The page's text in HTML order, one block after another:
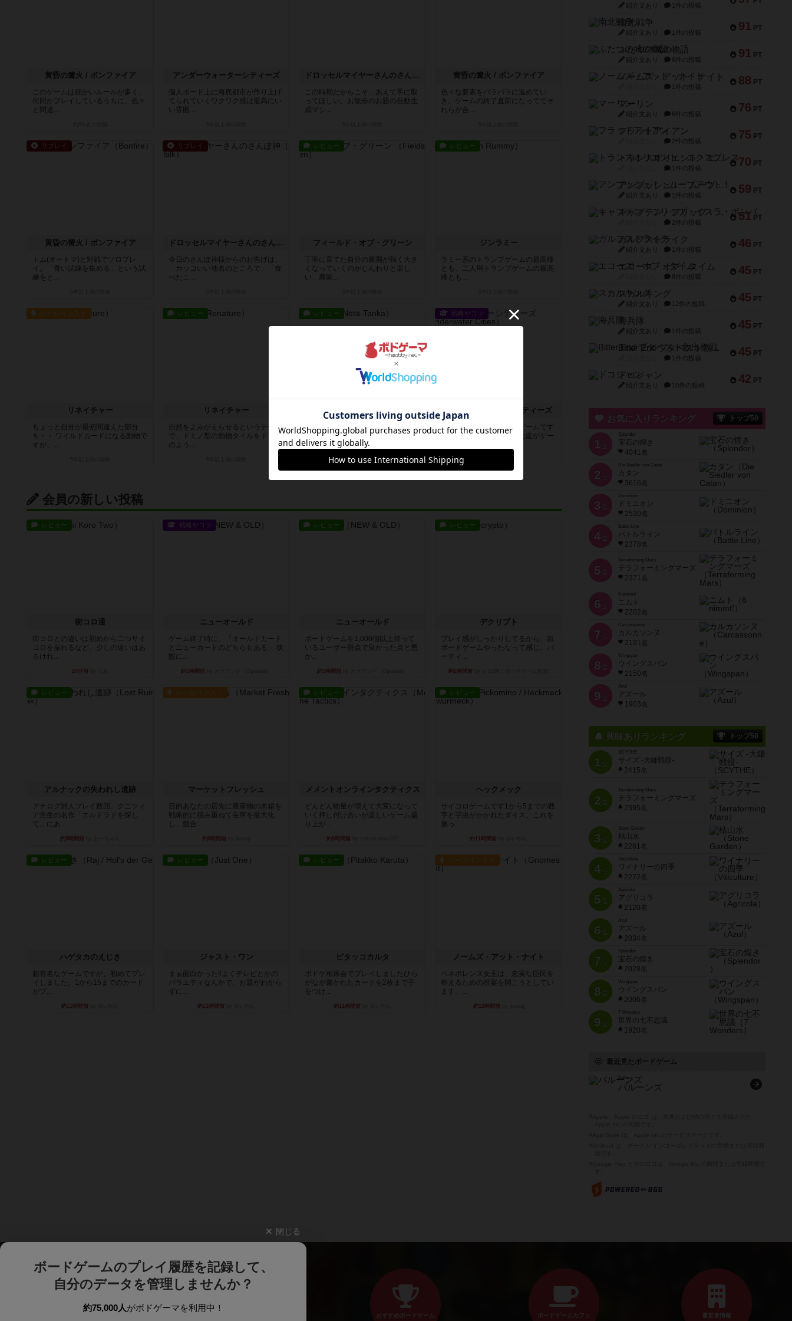
黄昏の篝火 / ボンファイア
このゲームは細かいルールが多く、
何回かプレイしているうちに、色々
と間違...
アンダーウォーターシティーズ
個人ボード上に海底都市が作り上げ
てられていくワクワク感は最高にい
い雰囲...
ドロッセルマイヤーさんのさんぽ神
この時期だからこそ、あえて手に取
ってほしい、お散歩のお題の自動生
成マシ...
黄昏の篝火 / ボンファイア
色々な要素をバラバラに進めてい
き、ゲームの終了直前になってでそ
れらが合...
リプレイ
黄昏の篝火 / ボンファイア
トム(オートマ)と対戦でソロプレ
イ。「青い試練を集める」という試
練をと...
リプレイ
ドロッセルマイヤーさんのさんぽ神
今日のさんぽ神様からのお告げは、
「カッコいい地名のところで」「食
べたこ...
レビュー
フィールド・オブ・グリーン
丁寧に育てた自分の農園が強く大き
くなっていくのがじんわりと楽し
い、農園...
レビュー
ジンラミー
ラミー系のトランプゲームの最高峰
とも、二人用トランプゲームの最高
峰とも...
ルール/インスト
リネイチャー
ちょっと自分が最初間違えた部分
を・・ ワイルドカードになる動物で
すが、...
レビュー
リネイチャー
自然をよみがえらせるというテーマ
で、ドミノ型の動物タイルをドミノ
のよう...
レビュー
ネタ・タンカ
「渋い、地味、面白い」という評価
のネタ・タンカを入手してプレーし
ました...
5年以上前の投稿
戦略やコツ
アンダーウォーターシティーズ
拡大再生産に見えるこのゲームです
が、実は中間決算による生産がゲー
会員の新しい投稿
レビュー
街コロ通
街コロとの違いは初めから二つサイ
コロを振れるなど、少しの違いはあ
るけれ...
20分前
戦略やコツ
ニューオールド
ゲーム終了時に、「オールドカード
とニューカードのどちらもある」 状
態に...
約1時間前
レビュー
ニューオールド
ボードゲームを1,000個以上持って
いるユーザー視点で良かった点と悪
か...
約1時間前
レビュー
デクリプト
プレイ感がしっかりしてるから、超
ボードゲームやったなって感じ。パ
ーティ...
約2時間前
レビュー
アルナックの失われし遺跡
アナログ対人プレイ数回。クニツィ
ア先生の名作「エルドラドを探し
て」にあ...
約5時間前
ルール/インスト
マーケットフレッシュ
目的あなたの店先に農産物の木箱を
戦略的に積み重ねて在庫を最大化
し、競合...
約9時間前
レビュー
メメントオンラインタクティクス
どんどん物量が増えて大変になって
いく押し付け合いが楽しいゲーム盛
り上が...
約9時間前
レビュー
ヘックメック
サイコロゲームです1から5までの数
字と芋虫がかかれたダイス。これを
振っ...
約11時間前
レビュー
ハゲタカのえじき
超有名なゲームですが、初めてプレ
イしました。1から15までのカード
がプ...
約11時間前
レビュー
ジャスト・ワン
まぁ面白かった‼️よくテレビとかの
バラエティなんかで、お題がわから
ずに...
約11時間前
レビュー
ピタッコカルタ
ボドゲ相席会でプレイしましたひら
がなが書かれたカードを2枚まで手
をつけ...
約11時間前
ルール/インスト
ノームズ・アット・ナイト
ベネボレンス女王は、忠実な臣民を
称えるための祝宴を開こうとしてい
ます。...
約12時間前
紹介文あり 1件の投稿
91 PT
南北戦争
紹介文あり 1件の投稿
91 PT
ふたつの城の物語
紹介文あり 6件の投稿
88 PT
ノームズ・アット・ナイト
1件の投稿
76 PT
マーリン
紹介文あり 6件の投稿
75 PT
フラットアイアン
2件の投稿
70 PT
トランスオリエント・エクスプレス
1件の投稿
59 PT
アンブッシュ！：ムーブアウト！
紹介文あり 1件の投稿
51 PT
キャプテン・フリップ：イスラ・ボンバ
2件の投稿
46 PT
ガルフストライク
紹介文あり 1件の投稿
45 PT
エコーズ・オブ・タイム
8件の投稿
45 PT
スカルキング
紹介文あり 12件の投稿
45 PT
海兵隊
紹介文あり 1件の投稿
45 PT
Bitter End ブタペスト救出作戦
1件の投稿
42 PT
ドコジャン
紹介文あり 10件の投稿
お気に入りランキング トップ50
1 位
宝石の煌き
4041名
2 位
Die Siedler von Catan
カタン
3616名
3 位
ドミニオン
2530名
4位
Battle Line
バトルライン
2378名
5 位
Terraforming Mars
テラフォーミングマーズ
2371名
6 位
ニムト
2202名
7 位
Carcassonne
カルカソンヌ
2191名
8 位
Wingspan
ウイングスパン
2150名
9 位
Azul
アズール
1903名
興味ありランキング トップ50
1位
SCYTHE
サイズ -大鎌戦役-
2415名
2位
Terraforming Mars
テラフォーミングマーズ
2395名
3位
Stone Garden
枯山水
2281名
4位
Viticulture
ワイナリーの四季
2272名
5位
Agricola
アグリコラ
2120名
6位
Azul
アズール
2034名
7位
宝石の煌き
2028名
8位
Wingspan
ウイングスパン
2006名
9位
7 Wonders
世界の七不思議
1920名
最近見たボードゲーム
Ballons
バルーンズ
閉じる
ボードゲームのプレイ履歴を記録して、
自分のデータを管理しませんか？
約75,000人がボドゲーマを利用中！
おすすめボードゲーム ボードゲームカフェ 運営者情報